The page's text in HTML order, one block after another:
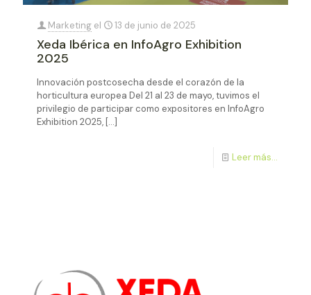
Marketing el 13 de junio de 2025
Xeda Ibérica en InfoAgro Exhibition
2025
Innovación postcosecha desde el corazón de la
horticultura europea Del 21 al 23 de mayo, tuvimos el
privilegio de participar como expositores en InfoAgro
Exhibition 2025, […]
Leer más...